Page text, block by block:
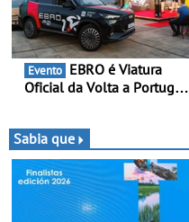
Evento
Oficial da Volta a Portugal
da mítica prova de ciclismo
e leva a sua gama SUV
multi-energia às estradas
de Portugal
Sabia que